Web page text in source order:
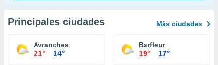
Principales ciudades Más ciudades
Avranches
21° 14°
Barfleur
19° 17°